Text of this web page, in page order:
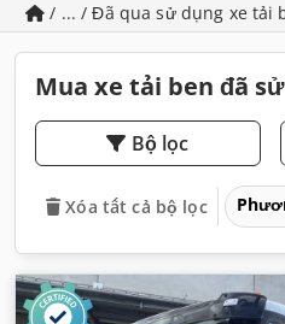
/ ... / Đã qua sử dụng xe tải
Mua xe tải ben đã
Bộ lọc
Xóa tất cả bộ lọc